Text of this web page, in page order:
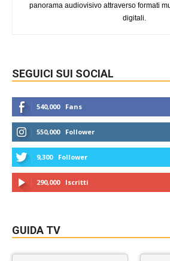
panorama audiovisivo attraverso formati
digitali.
SEGUICI SUI SOCIAL
540,000 Fans
550,000 Follower
9,300 Follower
290,000 Iscritti
GUIDA TV